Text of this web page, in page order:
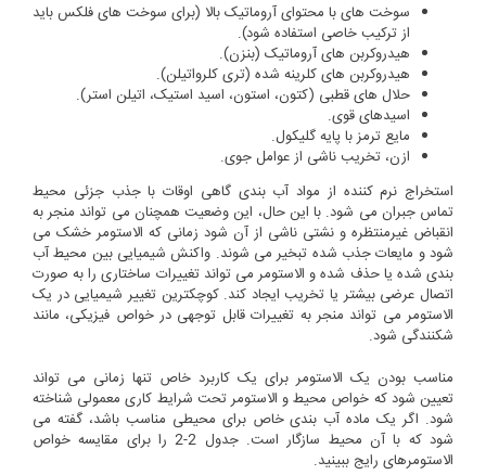
سوخت های با محتوای آروماتیک بالا (برای سوخت های فلکس باید
از ترکیب خاصی استفاده شود).
هیدروکربن های آروماتیک (بنزن).
هیدروکربن های کلرینه شده (تری کلرواتیلن).
حلال های قطبی (کتون، استون، اسید استیک، اتیلن استر).
اسیدهای قوی.
مایع ترمز با پایه گلیکول.
ازن، تخریب ناشی از عوامل جوی.
استخراج نرم کننده از مواد آب بندی گاهی اوقات با جذب جزئی محیط
تماس جبران می شود. با این حال، این وضعیت همچنان می تواند منجر به
انقباض غیرمنتظره و نشتی ناشی از آن شود زمانی که الاستومر خشک می
شود و مایعات جذب شده تبخیر می شوند. واکنش شیمیایی بین محیط آب
بندی شده یا حذف شده و الاستومر می تواند تغییرات ساختاری را به صورت
اتصال عرضی بیشتر یا تخریب ایجاد کند. کوچکترین تغییر شیمیایی در یک
الاستومر می تواند منجر به تغییرات قابل توجهی در خواص فیزیکی، مانند
شکنندگی شود.
مناسب بودن یک الاستومر برای یک کاربرد خاص تنها زمانی می تواند
تعیین شود که خواص محیط و الاستومر تحت شرایط کاری معمولی شناخته
شود. اگر یک ماده آب بندی خاص برای محیطی مناسب باشد، گفته می
شود که با آن محیط سازگار است. جدول 2-2 را برای مقایسه خواص
الاستومرهای رایج ببینید.